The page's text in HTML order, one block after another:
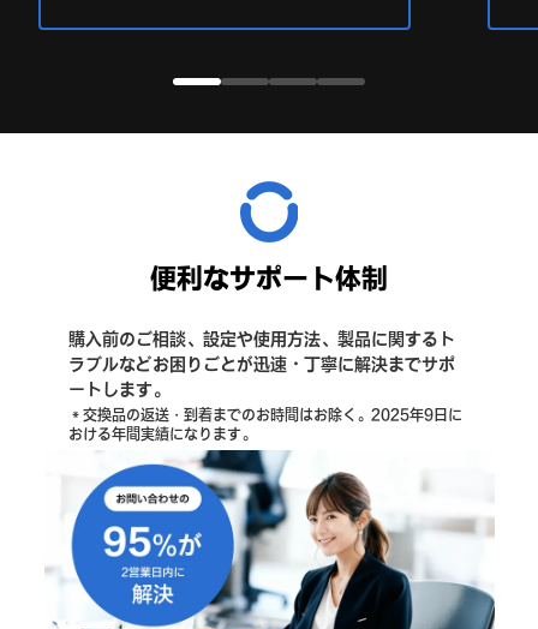
便利なサポート体制
購入前のご相談、設定や使用方法、製品に関するト
ラブルなどお困りごとが迅速・丁寧に解決までサポ
ートします。
＊交換品の返送・到着までのお時間はお除く。2025年9日に
おける年間実績になります。